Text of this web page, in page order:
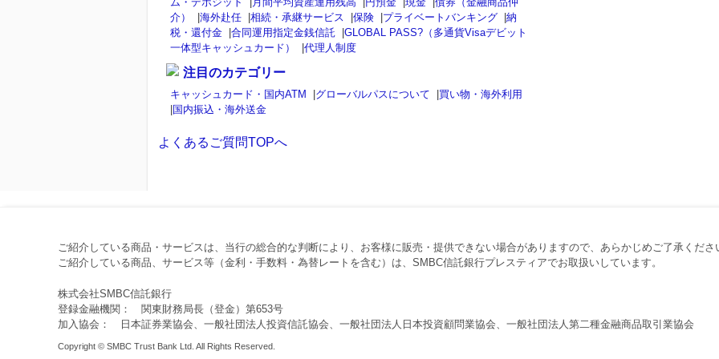
介）
|海外赴任 |相続・承継サービス |保険 |プライベートバンキング |納
税・還付金 |合同運用指定金銭信託 |GLOBAL PASS?（多通貨Visaデビット
一体型キャッシュカード）
|代理人制度
注目のカテゴリー
キャッシュカード・国内ATM |グローバルパスについて |買い物・海外利用
|国内振込・海外送金
よくあるご質問TOPへ
ご紹介している商品・サービスは、当行の総合的な判断により、お客様に販売・提供できない場合がありますので、あらかじめご了承くださ
ご紹介している商品、サービス等（金利・手数料・為替レートを含む）は、SMBC信託銀行プレスティアでお取扱いしています。
株式会社SMBC信託銀行
登録金融機関： 関東財務局長（登金）第653号
加入協会： 日本証券業協会、一般社団法人投資信託協会、一般社団法人日本投資顧問業協会、一般社団法人第二種金融商品取引業協会
Copyright © SMBC Trust Bank Ltd. All Rights Reserved.